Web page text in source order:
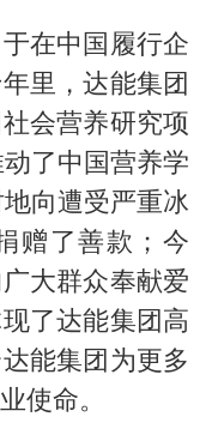
商场现钱学森巨幅海报 负责人回应
共筑健康中国
在中国履行企
里，达能集团
会营养研究项
了中国营养学
向遭受严重冰
赠了善款；今
大群众奉献爱
了达能集团高
能集团为更多
使命。